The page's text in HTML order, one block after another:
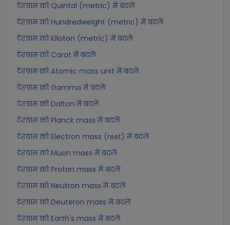
टेरग्राम को Quintal (metric) में बदलें
टेरग्राम को Hundredweight (metric) में बदलें
टेरग्राम को Kiloton (metric) में बदलें
टेरग्राम को Carat में बदलें
टेरग्राम को Atomic mass unit में बदलें
टेरग्राम को Gamma में बदलें
टेरग्राम को Dalton में बदलें
टेरग्राम को Planck mass में बदलें
टेरग्राम को Electron mass (rest) में बदलें
टेरग्राम को Muon mass में बदलें
टेरग्राम को Proton mass में बदलें
टेरग्राम को Neutron mass में बदलें
टेरग्राम को Deuteron mass में बदलें
टेरग्राम को Earth's mass में बदलें